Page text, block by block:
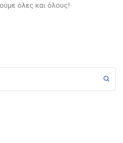
όλες και όλους!